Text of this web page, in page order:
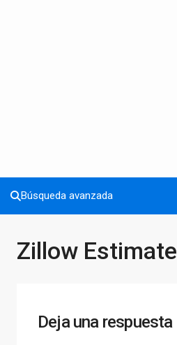
Búsqueda avanzada
Zillow Estimate
Deja una respuesta